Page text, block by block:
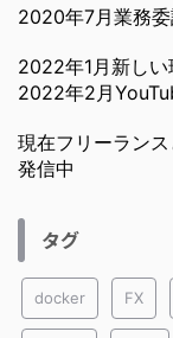
2020年7月業務
2022年1月新しい
2022年2月
現在フリーラン
発信中
タグ
docker FX